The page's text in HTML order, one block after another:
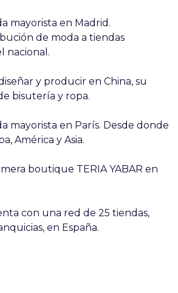
mayorista en Madrid.
de moda a tiendas
nacional.
y producir en China, su
bisutería y ropa.
mayorista en París. Desde donde
América y Asia.
boutique TERIA YABAR en
con una red de 25 tiendas,
en España.